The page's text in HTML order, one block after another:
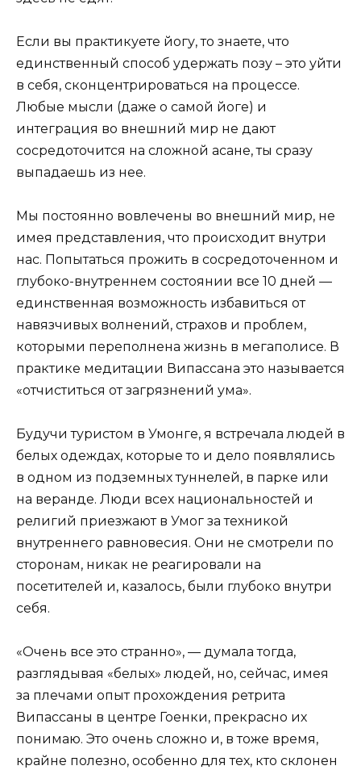
Если вы практикуете йогу, то знаете, что
единственный способ удержать позу – это уйти
в себя, сконцентрироваться на процессе.
Любые мысли (даже о самой йоге) и
интеграция во внешний мир не дают
сосредоточится на сложной асане, ты сразу
выпадаешь из нее.
Мы постоянно вовлечены во внешний мир, не
имея представления, что происходит внутри
нас. Попытаться прожить в сосредоточенном и
глубоко-внутреннем состоянии все 10 дней —
единственная возможность избавиться от
навязчивых волнений, страхов и проблем,
которыми переполнена жизнь в мегаполисе. В
практике медитации Випассана это называется
«отчиститься от загрязнений ума».
Будучи туристом в Умонге, я встречала людей в
белых одеждах, которые то и дело появлялись
в одном из подземных туннелей, в парке или
на веранде. Люди всех национальностей и
религий приезжают в Умог за техникой
внутреннего равновесия. Они не смотрели по
сторонам, никак не реагировали на
посетителей и, казалось, были глубоко внутри
себя.
«Очень все это странно», — думала тогда,
разглядывая «белых» людей, но, сейчас, имея
за плечами опыт прохождения ретрита
Випассаны в центре Гоенки, прекрасно их
понимаю. Это очень сложно и, в тоже время,
крайне полезно, особенно для тех, кто склонен